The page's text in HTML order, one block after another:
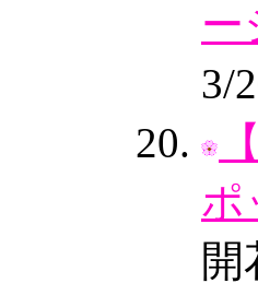
ー
3/
ポ